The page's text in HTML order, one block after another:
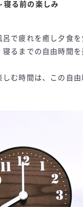
寝る前の楽しみ
呂で疲れを癒し夕食
寝るまでの自由時間
む時間は、この自由